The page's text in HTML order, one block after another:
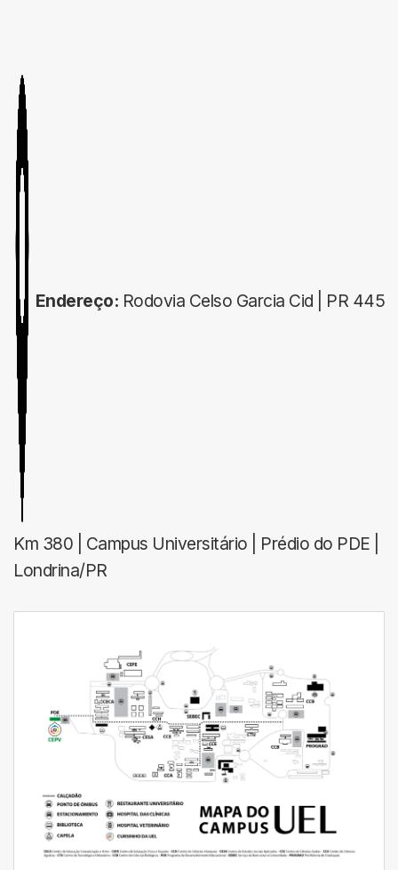
Endereço: Rodovia Celso Garcia Cid | PR 445
Km 380 | Campus Universitário | Prédio do PDE |
Londrina/PR